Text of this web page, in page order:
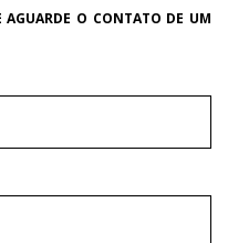
AGUARDE O CONTATO DE UM